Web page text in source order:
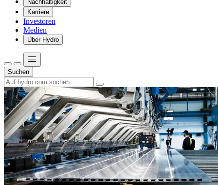
Nachhaltigkeit
Karriere
Investoren
Medien
Über Hydro
Suchen